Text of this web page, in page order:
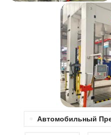
Автомобильный